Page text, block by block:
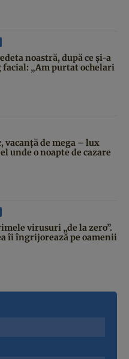
noastră, după ce și-a
„Am purtat ochelari
vacanță de mega – lux
unde o noapte de cazare
virusuri „de la zero”.
îi îngrijorează pe oamenii